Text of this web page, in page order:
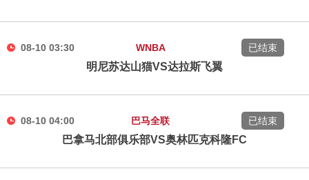
08-10 03:30 WNBA
明尼苏达山猫VS达拉斯飞翼
已结束
08-10 04:00 巴马全联
巴拿马北部俱乐部VS奥林匹克科隆FC
已结束